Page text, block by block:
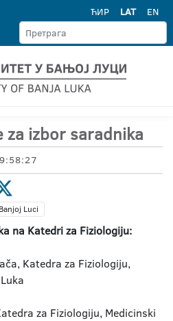
ЋИР LAT EN
izbor saradnika
Luci
na Katedri za Fiziologiju:
Katedra za Fiziologiju,
za Fiziologiju, Medicinski